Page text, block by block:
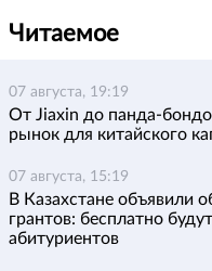
Читаемое
07 августа, 19:19
От Jiaxin до панда-
рынок для китайского
07 августа, 15:19
В Казахстане объявили
грантов: бесплатно
абитуриентов